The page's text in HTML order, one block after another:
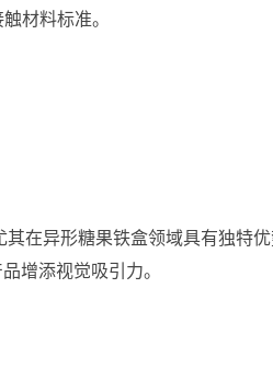
材料标准。
在异形糖果铁盒领域具有独特
增添视觉吸引力。